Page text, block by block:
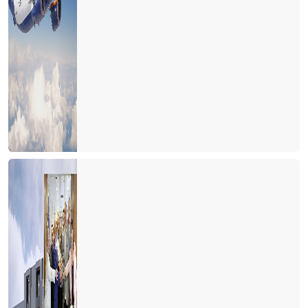
Ne devletler ne de işletmeler bilmiyor?
Bu gidişle yaz turizmi de tehlikede
Turizm sezonunun açılışı papatya falına döndü
Turizm iyi mi olacak? Kötü mü olacak? Gerçek nedir?
CEVABI OLMAYAN SORU
2021 yılı umutların gerçekleştiği bir yıl olsun
Turist gelecek hayaline kapılmayalım
Turizmde herkes bildiğini okuyor
Şeffaf olmazsak turist gelmek istemez
Turizmin Albayı aramızdan ayrıldı
Son dakika umut oldu